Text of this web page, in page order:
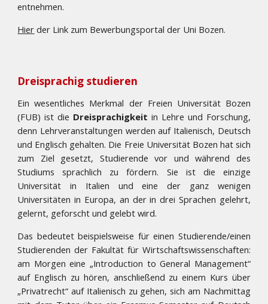
entnehmen.
Hier der Link zum Bewerbungsportal der Uni Bozen.
Dreisprachig studieren
Ein wesentliches Merkmal der Freien Universität Bozen
(FUB) ist die Dreisprachigkeit in Lehre und Forschung,
denn Lehrveranstaltungen werden auf Italienisch, Deutsch
und Englisch gehalten. Die Freie Universität Bozen hat sich
zum Ziel gesetzt, Stu­dierende vor und während des
Studiums sprachlich zu fördern. Sie ist die einzige
Universität in Italien und eine der ganz wenigen
Universitäten in Europa, an der in drei Sprachen gelehrt,
gelernt, geforscht und gelebt wird.
Das bedeutet beispielsweise für einen Studierende/einen
Studierenden der Fakultät für Wirtschaftswissenschaften:
am Morgen eine „Introduction to General Management“
auf Englisch zu hören, anschließend zu einem Kurs über
„Privatrecht“ auf Italienisch zu gehen, sich am Nachmittag